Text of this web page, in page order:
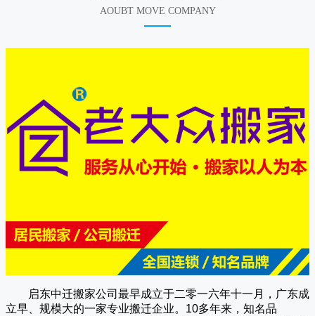
AOUBT MOVE COMPANY
启东中迁搬家公司 最早成立于二零一六年十一月，广东成
立早、规模大的一家专业搬迁企业。10多年来，知名品